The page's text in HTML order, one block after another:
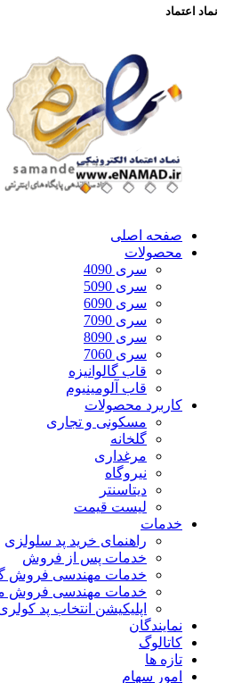
نماد اعتماد
صفحه اصلی
محصولات
سری 4090
سری 5090
سری 6090
سری 7090
سری 8090
سری 7060
قاب گالوانیزه
قاب آلومینیوم
کاربرد محصولات
مسکونی و تجاری
گلخانه
مرغداری
نیروگاه
دیتاسنتر
لیست قیمت
خدمات
راهنمای خرید پد سلولزی
خدمات پس از فروش
خدمات مهندسی فروش
خدمات مهندسی فروش
اپلیکیشن انتخاب پد
نمایندگان
کاتالوگ
تازه ها
امور سهام